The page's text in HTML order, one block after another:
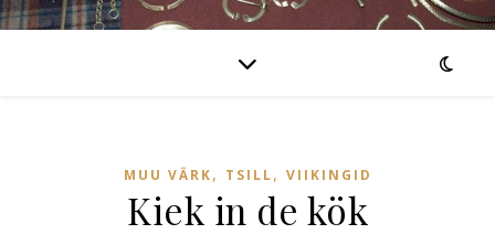
MUU VÄRK, TSILL, VIIKINGID
Kiek in de kök